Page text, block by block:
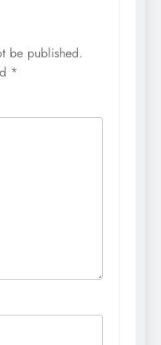
be published.
*